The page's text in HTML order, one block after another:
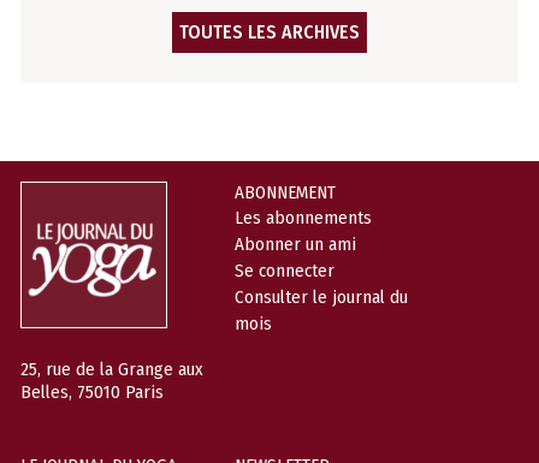
TOUTES LES ARCHIVES
25, rue de la Grange aux
Belles, 75010 Paris
ABONNEMENT
Les abonnements
Abonner un ami
Se connecter
Consulter le journal du
mois